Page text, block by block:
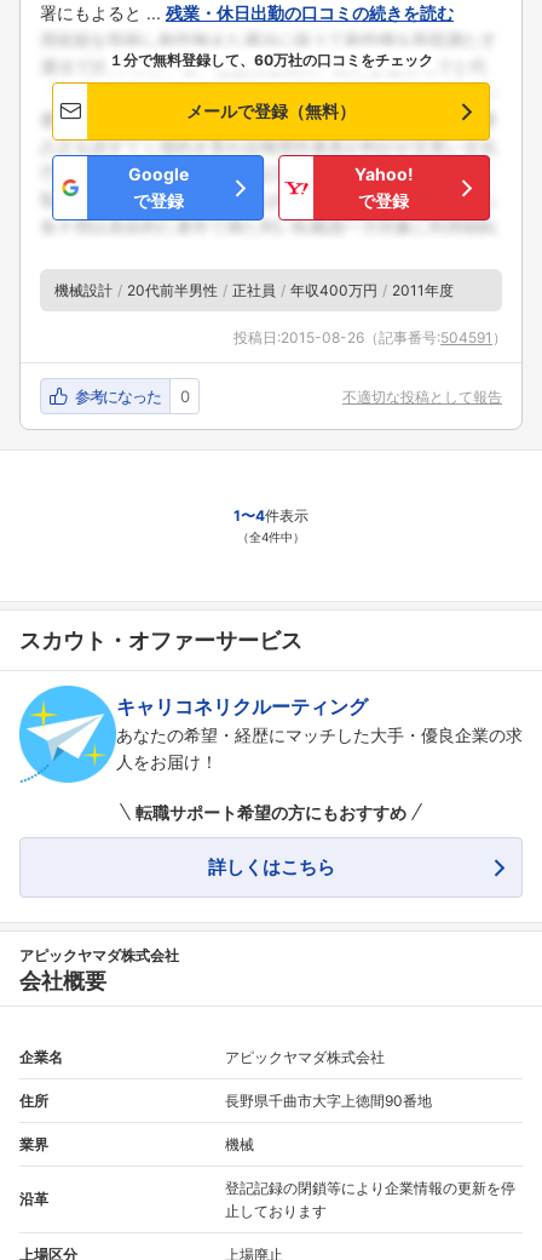
フォローしました
こちらの企業もフォローしませんか？
署にもよると ... 残業・休日出勤の口コミの続きを読む
１分で無料登録して、60万社の口コミをチェック
メールで登録（無料）
Google
で登録
Yahoo!
で登録
機械設計 20代前半男性 正社員 年収400万円 2011年度
投稿日:2015-08-26 （記事番号:504591 ）
参考になった 0 不適切な投稿として報告
1〜4件表示
（全4件中）
スカウト・オファーサービス
キャリコネリクルーティング
あなたの希望・経歴にマッチした大手・優良企業の求
人をお届け！
転職サポート希望の方にもおすすめ
詳しくはこちら
アピックヤマダ株式会社
会社概要
企業名 アピックヤマダ株式会社
住所 長野県千曲市大字上徳間90番地
業界 機械
沿革
登記記録の閉鎖等により企業情報の更新を停
止しております
上場区分 上場廃止